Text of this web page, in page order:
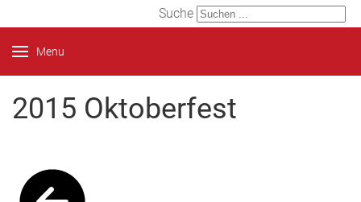
Suche
Menu
2015 Oktoberfest